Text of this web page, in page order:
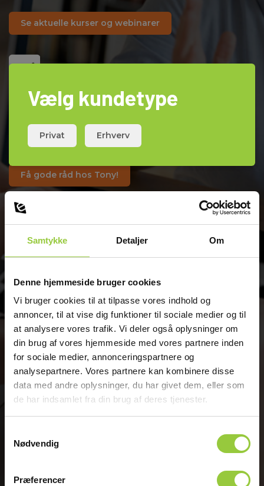
Samtykke Detaljer Om
Denne hjemmeside bruger cookies
Vi bruger cookies til at tilpasse vores indhold og
annoncer, til at vise dig funktioner til sociale medier og til
at analysere vores trafik. Vi deler også oplysninger om
din brug af vores hjemmeside med vores partnere inden
for sociale medier, annonceringspartnere og
analysepartnere. Vores partnere kan kombinere disse
data med andre oplysninger, du har givet dem, eller som
de har indsamlet fra din brug af deres tjenester.
Nødvendig
Præferencer
Se aktuelle kurser og webinarer
Tony Tipser!
Her finder du alle vores videoer med Tony, som giver tips
og gode råd om alle vores spændende produkter. Klik på et
link, læs artiklen og se videoen. God fornøjelse!
Få gode råd hos Tony!
Værd at vide
forskelligt måleudstyr. Du får måletips samt rådgivning og
vejledning i forbindelse med udførsel af lovpligtige
målinger.
Se de spændende artikler
Kundecases
Opdag, hvordan vores kunder bruger vores løsninger til at
skabe reelle resultater og drive deres virksomhed fremad.
Læs vores kundecases her
Vælg kundetype
Privat Erhverv